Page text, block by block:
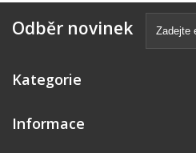
Odběr novinek
Kategorie
Informace